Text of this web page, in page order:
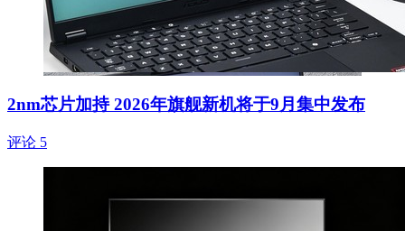
2nm芯片加持 2026年旗舰新机将于9月集中发布
评论 5